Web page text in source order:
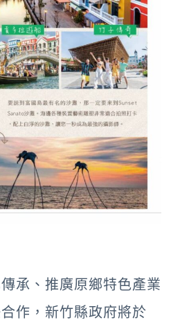
承、推廣原鄉特色產業
作，新竹縣政府將於